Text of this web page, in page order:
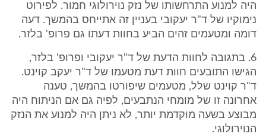
היה למנוע התרחשותו של נזק נוירולוגי חמור. לפירוט
נימוקיו של ד"ר יעקובי בעניין זה אתייחס בהמשך. דעה
דומה ומטעמים זהים הביע בחוות דעתו גם פרופ' בלזר.
6. בתגובה לחוות הדעת של ד"ר יעקובי ופרופ' בלזר,
הגישו התובעים חוות דעת מטעמו של ד"ר יעקב קוינט.
ד"ר קוינט שלל, מטעמים שיפורטו בהמשך, טענה
אחרונה זו של מומחי הנתבעים, לפיה גם אם הניתוח היה
מבוצע בשעה מוקדמת יותר, לא ניתן היה למנוע את הנזק
הנוירולוגי.